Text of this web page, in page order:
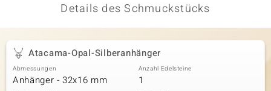
BY DE MELO
Collection
Details des Schmuckstücks
Atacama-Opal-Silberanhänger
Abmessungen
Anhänger - 32x16 mm
Anzahl Edelsteine
1